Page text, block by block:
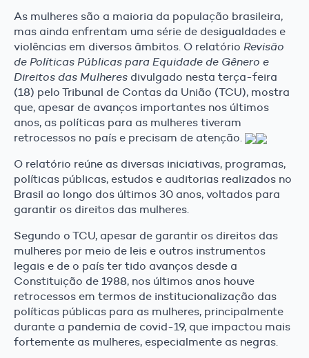
As mulheres são a maioria da população brasileira,
mas ainda enfrentam uma série de desigualdades e
violências em diversos âmbitos. O relatório Revisão
de Políticas Públicas para Equidade de Gênero e
Direitos das Mulheres divulgado nesta terça-feira
(18) pelo Tribunal de Contas da União (TCU), mostra
que, apesar de avanços importantes nos últimos
anos, as políticas para as mulheres tiveram
retrocessos no país e precisam de atenção.
O relatório reúne as diversas iniciativas, programas,
políticas públicas, estudos e auditorias realizados no
Brasil ao longo dos últimos 30 anos, voltados para
garantir os direitos das mulheres.
Segundo o TCU, apesar de garantir os direitos das
mulheres por meio de leis e outros instrumentos
legais e de o país ter tido avanços desde a
Constituição de 1988, nos últimos anos houve
retrocessos em termos de institucionalização das
políticas públicas para as mulheres, principalmente
durante a pandemia de covid-19, que impactou mais
fortemente as mulheres, especialmente as negras.